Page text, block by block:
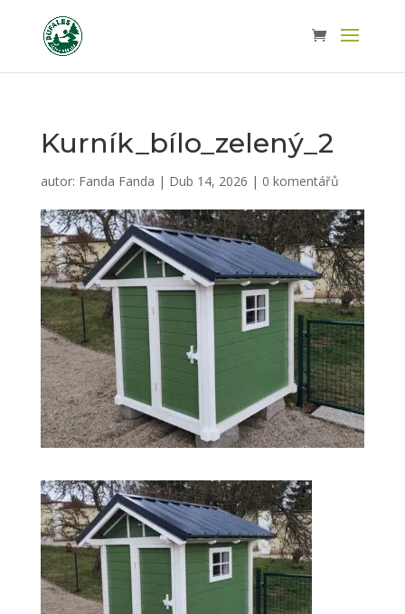
Kurník_bílo_zelený_2
autor: Fanda Fanda | Dub 14, 2026 | 0 komentářů